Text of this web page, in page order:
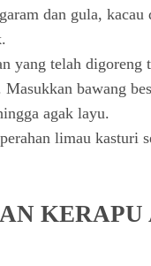
dan gula, kacau
yang telah digoreng
Masukkan bawang
agak layu.
limau kasturi
KERAPU